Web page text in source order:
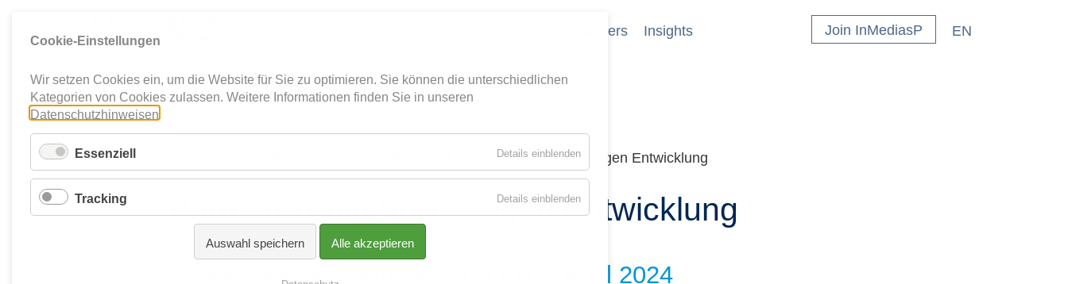
Dataciders Insights Join InMediasP EN
PartnerForum Volkswagen Entwicklung
PartnerForum Volkswagen Entwicklung
CongressPark in Wolfsburg, 17./18. April 2024
Cookie-Einstellungen
Wir setzen Cookies ein, um die Website für Sie zu optimieren. Sie können die unterschiedlichen
Kategorien von Cookies zulassen. Weitere Informationen finden Sie in unseren
Datenschutzhinweisen
Essenziell Details einblendenfür
Essenziell
Tracking Details einblendenfür
Tracking
Auswahl speichern Alle akzeptieren